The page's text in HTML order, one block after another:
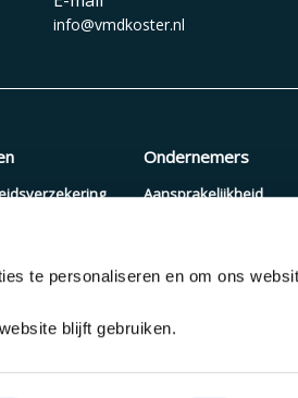
te personaliseren en om ons
blijft gebruiken.
info@vmdkoster.nl
Ondernemers
Aansprakelijkheid